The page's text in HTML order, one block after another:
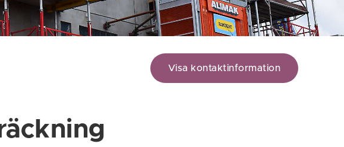
Visa kontaktinformation